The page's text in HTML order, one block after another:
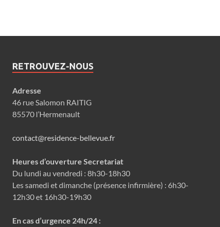
RETROUVEZ-NOUS
Adresse
46 rue Salomon RAITIG
85570 l’Hermenault
contact@residence-bellevue.fr
Heures d’ouverture Secretariat
Du lundi au vendredi : 8h30-18h30
Les samedi et dimanche (présence infirmière) : 6h30-
12h30 et 16h30-19h30
En cas d’urgence 24h/24 :